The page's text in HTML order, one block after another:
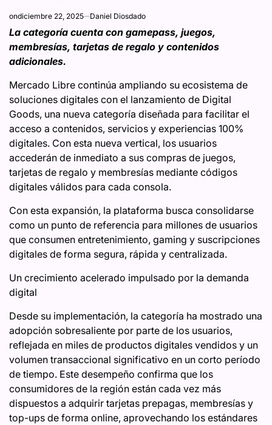
ondiciembre 22, 2025 Daniel Diosdado
La categoría cuenta con gamepass, juegos,
membresías, tarjetas de regalo y contenidos
adicionales.
Mercado Libre continúa ampliando su ecosistema de
soluciones digitales con el lanzamiento de Digital
Goods, una nueva categoría diseñada para facilitar el
acceso a contenidos, servicios y experiencias 100%
digitales. Con esta nueva vertical, los usuarios
accederán de inmediato a sus compras de juegos,
tarjetas de regalo y membresías mediante códigos
digitales válidos para cada consola.
Con esta expansión, la plataforma busca consolidarse
como un punto de referencia para millones de usuarios
que consumen entretenimiento, gaming y suscripciones
digitales de forma segura, rápida y centralizada.
Un crecimiento acelerado impulsado por la demanda
digital
Desde su implementación, la categoría ha mostrado una
adopción sobresaliente por parte de los usuarios,
reflejada en miles de productos digitales vendidos y un
volumen transaccional significativo en un corto período
de tiempo. Este desempeño confirma que los
consumidores de la región están cada vez más
dispuestos a adquirir tarjetas prepagas, membresías y
top-ups de forma online, aprovechando los estándares